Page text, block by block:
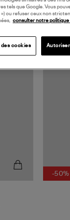
-50%
tels que Google. Vous
») ou refuser ceux non
consulter notre politique
des cookies